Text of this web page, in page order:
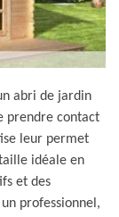
abri de jardin
prendre contact
leur permet
idéale en
et des
professionnel,